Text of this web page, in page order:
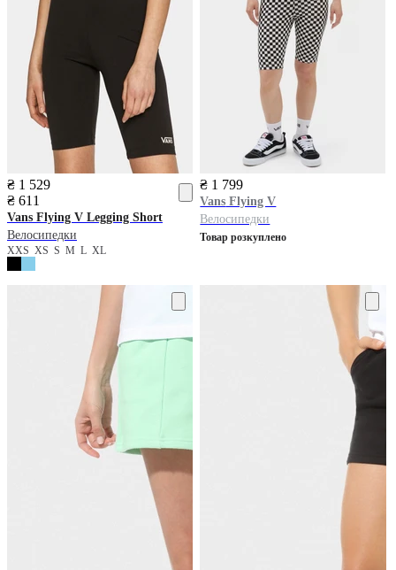
₴ 1 529
₴ 611
Vans Flying V Legging Short
Велосипедки
XXS XS S M L XL
₴ 1 799
Vans Flying V
Велосипедки
Товар розкуплено